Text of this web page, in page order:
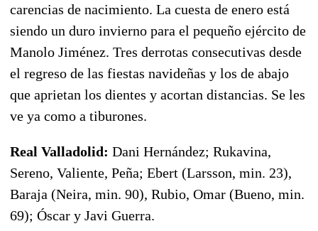
carencias de nacimiento. La cuesta de enero está
siendo un duro invierno para el pequeño ejército de
Manolo Jiménez. Tres derrotas consecutivas desde
el regreso de las fiestas navideñas y los de abajo
que aprietan los dientes y acortan distancias. Se les
ve ya como a tiburones.
Real Valladolid: Dani Hernández; Rukavina,
Sereno, Valiente, Peña; Ebert (Larsson, min. 23),
Baraja (Neira, min. 90), Rubio, Omar (Bueno, min.
69); Óscar y Javi Guerra.